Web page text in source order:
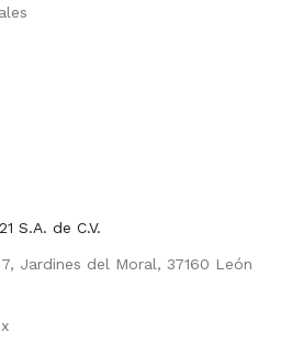
S.A. de C.V.
Jardines del Moral, 37160 León